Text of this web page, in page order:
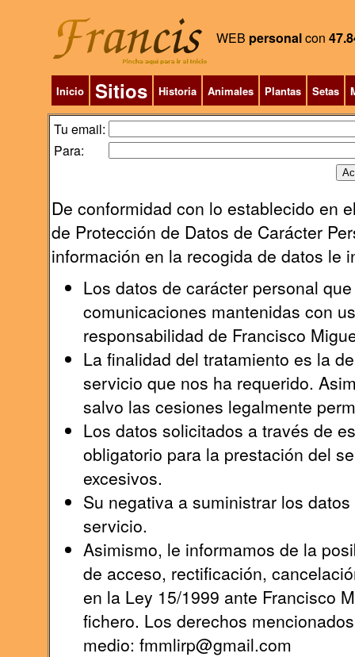
WEB personalcon
Inicio Sitios Historia Animales Plantas Setas
Tu email:
Para:
De conformidad con lo establecido en
de Protección de Datos de Carácter
información en la recogida de datos le
Los datos de carácter personal
comunicaciones mantenidas con
responsabilidad de Francisco
La finalidad del tratamiento es la
servicio que nos ha requerido.
salvo las cesiones legalmente
Los datos solicitados a través de
obligatorio para la prestación del
excesivos.
Su negativa a suministrar los
servicio.
Asimismo, le informamos de la
de acceso, rectificación,
en la Ley 15/1999 ante Francisco
fichero. Los derechos
medio: fmmlirp@gmail.com